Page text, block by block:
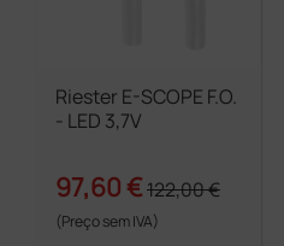
Riester E-SCOPE F.O.
- LED 3,7V
97,60 €122,00 €
(Preço sem IVA)